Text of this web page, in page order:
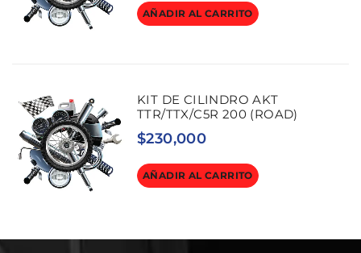
AÑADIR AL CARRITO
KIT DE CILINDRO AKT
TTR/TTX/C5R 200 (ROAD)
$230,000
AÑADIR AL CARRITO